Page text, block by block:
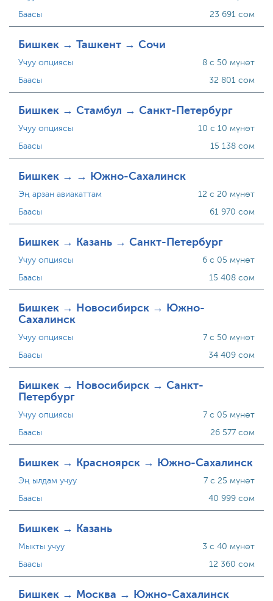
Баасы
23 691 сом
Бишкек → Ташкент → Сочи
Учуу опциясы
Баасы
8 с 50 мүнөт
32 801 сом
Бишкек → Стамбул → Санкт-Петербург
Учуу опциясы
Баасы
10 с 10 мүнөт
15 138 сом
Бишкек → → Южно-Сахалинск
Эң арзан авиакаттам
Баасы
12 с 20 мүнөт
61 970 сом
Бишкек → Казань → Санкт-Петербург
Учуу опциясы
Баасы
6 с 05 мүнөт
15 408 сом
Бишкек → Новосибирск → Южно-
Сахалинск
Учуу опциясы
Баасы
7 с 50 мүнөт
34 409 сом
Бишкек → Новосибирск → Санкт-
Петербург
Учуу опциясы
Баасы
7 с 05 мүнөт
26 577 сом
Бишкек → Красноярск → Южно-Сахалинск
Эң ылдам учуу
Баасы
7 с 25 мүнөт
40 999 сом
Бишкек → Казань
Мыкты учуу
Баасы
3 с 40 мүнөт
12 360 сом
Бишкек → Москва → Южно-Сахалинск